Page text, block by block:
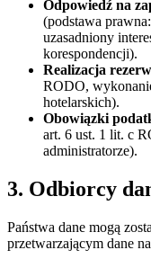
Odpowiedź na
(podstawa
uzasadniony
korespondencji).
Realizacja
RODO,
hotelarskich).
Obowiązki
art. 6 ust. 1 lit. c
administratorze).
3. Odbiorcy
Państwa dane mogą
przetwarzającym dane